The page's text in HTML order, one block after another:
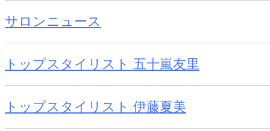
サロンニュース
トップスタイリスト 五十嵐友里
トップスタイリスト 伊藤夏美